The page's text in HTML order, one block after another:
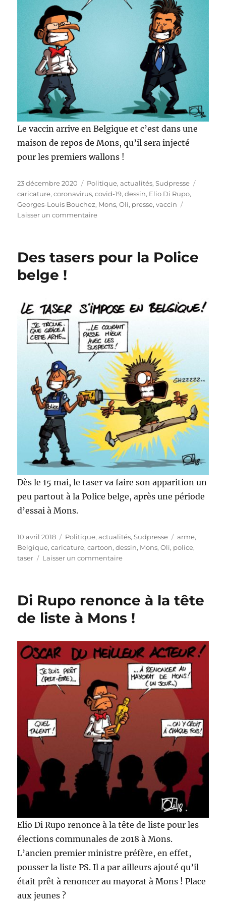
Le vaccin arrive en Belgique et c’est dans une
maison de repos de Mons, qu’il sera injecté
pour les premiers wallons !
Publié
le
23 décembre 2020 Catégories
Politique, actualités,Sudpresse
caricature,coronavirus,covid-19,dessin, Elio Di Rupo,
Georges-Louis Bouchez, Mons,Oli, presse,vaccin
Laisser un commentairesur
en
Belgique
Des tasers pour la Police
belge !
Dès le 15 mai, le taser va faire son apparition un
peu partout à la Police belge, après une période
d’essai à Mons.
Publié
le
10 avril 2018 Catégories
Politique, actualités,Sudpresse Étiquettes
arme,
Belgique,caricature,cartoon,dessin, Mons,Oli, police,
taser
Laisser un commentairesur
la
belge
Di Rupo renonce à la tête
de liste à Mons !
Elio Di Rupo renonce à la tête de liste pour les
élections communales de 2018 à Mons.
L’ancien premier ministre préfère, en effet,
pousser la liste PS. Il a par ailleurs ajouté qu’il
était prêt à renoncer au mayorat à Mons ! Place
aux jeunes ?